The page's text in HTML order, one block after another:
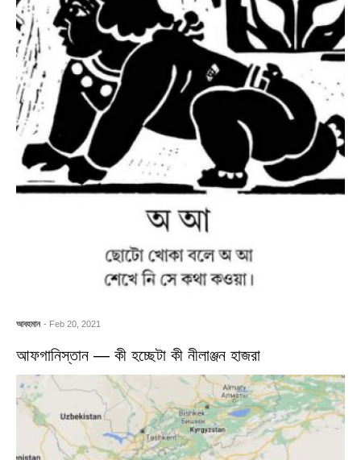
আবহমান - Feb 20, 2021
আফগানিস্তান — কী হচ্ছেটা কী নীলাঞ্জন হাজরা